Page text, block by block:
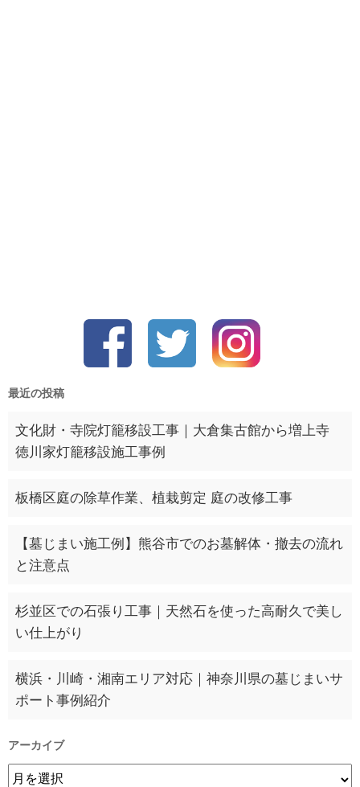
最近の投稿
文化財・寺院灯籠移設工事｜大倉集古館から増上寺
徳川家灯籠移設施工事例
板橋区庭の除草作業、植栽剪定 庭の改修工事
【墓じまい施工例】熊谷市でのお墓解体・撤去の流れ
と注意点
杉並区での石張り工事｜天然石を使った高耐久で美し
い仕上がり
横浜・川崎・湘南エリア対応｜神奈川県の墓じまいサ
ポート事例紹介
アーカイブ